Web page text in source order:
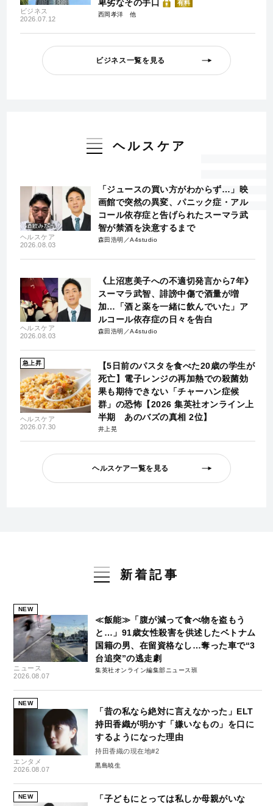
ビジネス
2026.07.12
卑劣なその手口
有料
西岡孝洋
ビジネス一覧を見る
ヘルスケア
ヘルスケア
2026.08.03
「ジュースの買い方がわからず…」映
画館で突然の異変、パニック症・アル
コール依存症と告げられたスーマラ武
智が禁酒を決意するまで
森田浩明／A4studio
ヘルスケア
2026.08.03
《上沼恵美子への不適切発言から7年》
スーマラ武智、誹謗中傷で酒量が増
加…「酒と薬を一緒に飲んでいた」ア
ルコール依存症の日々を告白
森田浩明／A4studio
急上昇
ヘルスケア
2026.07.30
【5日前のパスタを食べた20歳の学生が
死亡】電子レンジの再加熱での殺菌効
果も期待できない「チャーハン症候
群」の恐怖【2026 集英社オンライン上
半期 あのバズの真相 2位】
井上晃
ヘルスケア一覧を見る
新着記事
NEW
ニュース
2026.08.07
≪飯能≫「腹が減って食べ物を盗もう
と…」91歳女性殺害を供述したベトナム
国籍の男、在留資格なし…奪った車で“3
台追突”の逃走劇
集英社オンライン編集部ニュース班
NEW
エンタメ
2026.08.07
「昔の私なら絶対に言えなかった」ELT
持田香織が明かす「嫌いなもの」を口に
するようになった理由
持田香織の現在地#2
黒島暁生
NEW
「子どもにとっては私しか母親がいな